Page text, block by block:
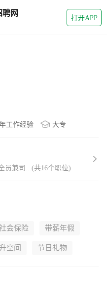
聘网
打开APP
工作经验 大专
员兼司...(共16个职位)
会保险 带薪年假
空间 节日礼物